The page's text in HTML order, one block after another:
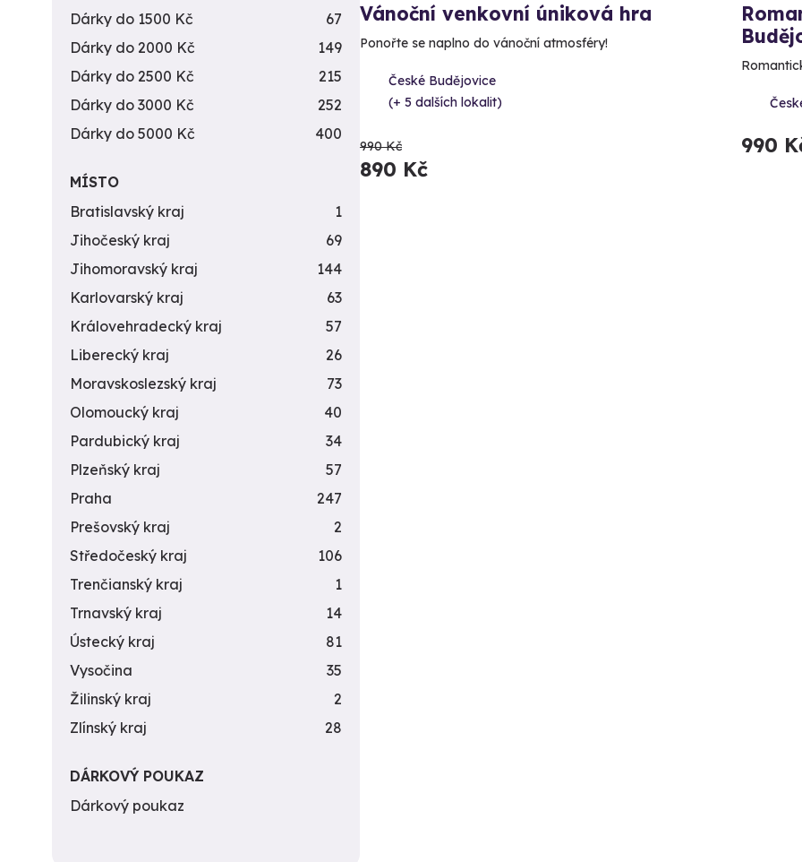
Vánoční venkovní úniková hra
Ponořte se naplno do vánoční atmosféry!
České Budějovice
(+ 5 dalších lokalit)
990 Kč
890 Kč
990
Dárky do 1500 Kč
67
Dárky do 2000 Kč
149
Dárky do 2500 Kč
215
Dárky do 3000 Kč
252
Dárky do 5000 Kč
400
MÍSTO
Bratislavský kraj
1
Jihočeský kraj
69
Jihomoravský kraj
144
Karlovarský kraj
63
Královehradecký kraj
57
Liberecký kraj
26
Moravskoslezský kraj
73
Olomoucký kraj
40
Pardubický kraj
34
Plzeňský kraj
57
Praha
247
Prešovský kraj
2
Středočeský kraj
106
Trenčianský kraj
1
Trnavský kraj
14
Ústecký kraj
81
Vysočina
35
Žilinský kraj
2
Zlínský kraj
28
DÁRKOVÝ POUKAZ
Dárkový poukaz